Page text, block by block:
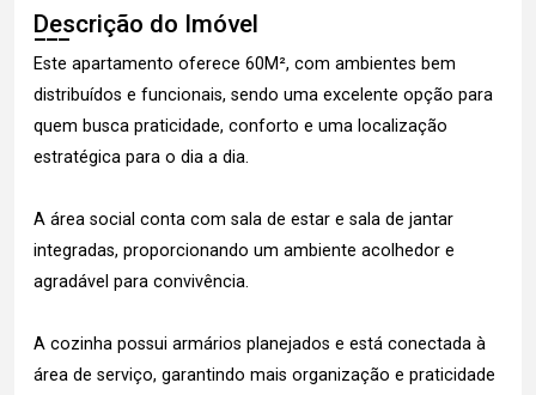
Descrição do Imóvel
Este apartamento oferece 60M², com ambientes bem
distribuídos e funcionais, sendo uma excelente opção para
quem busca praticidade, conforto e uma localização
estratégica para o dia a dia.
A área social conta com sala de estar e sala de jantar
integradas, proporcionando um ambiente acolhedor e
agradável para convivência.
A cozinha possui armários planejados e está conectada à
área de serviço, garantindo mais organização e praticidade